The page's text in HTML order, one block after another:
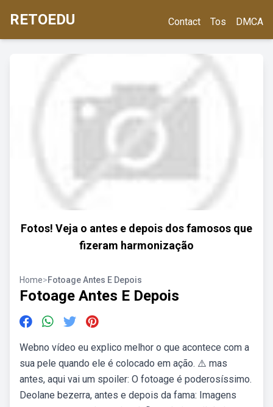
RETOEDU Contact Tos DMCA
Fotos! Veja o antes e depois dos famosos que
fizeram harmonização
Home>Fotoage Antes E Depois
Fotoage Antes E Depois
Webno vídeo eu explico melhor o que acontece com a
sua pele quando ele é colocado em ação. ⚠️ mas
antes, aqui vai um spoiler: O fotoage é poderosíssimo.
Deolane bezerra, antes e depois da fama: Imagens